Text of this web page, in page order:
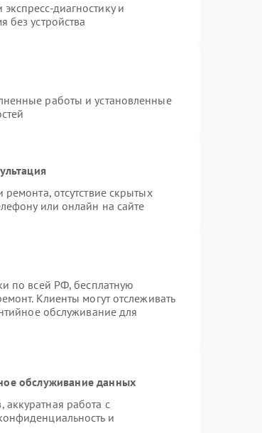
диагностику и
без устройства
работы и установленные
отсутствие скрытых
или онлайн на сайте
по всей РФ, бесплатную
Клиенты могут отслеживать
обслуживание для
обслуживание данных
работа с
и